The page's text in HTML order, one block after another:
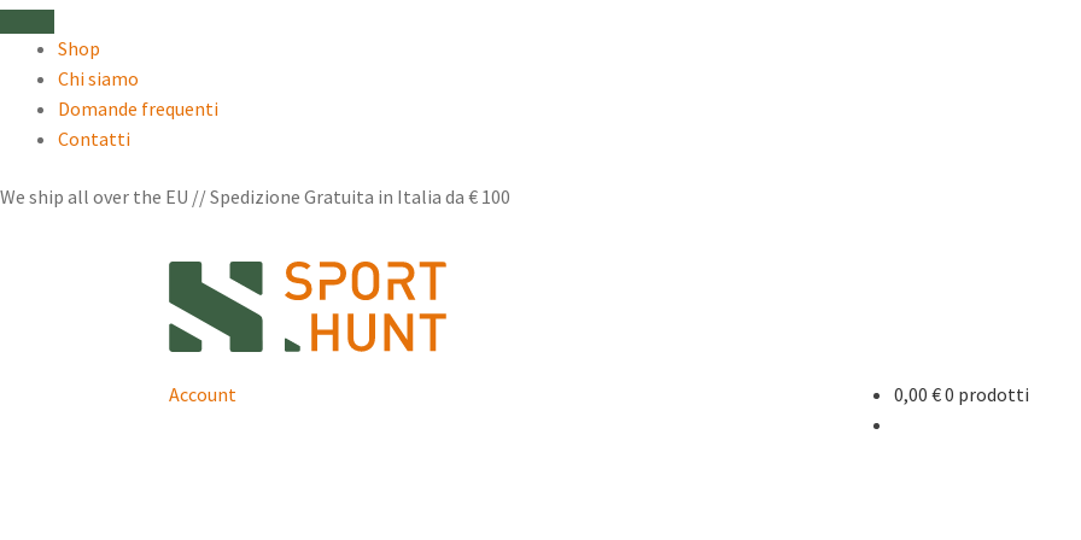
Shop
Chi siamo
Domande frequenti
Contatti
We ship all over the EU // Spedizione Gratuita in Italia da € 100
alla
navigazione
al
contenuto
Account 0,00€0 prodotti